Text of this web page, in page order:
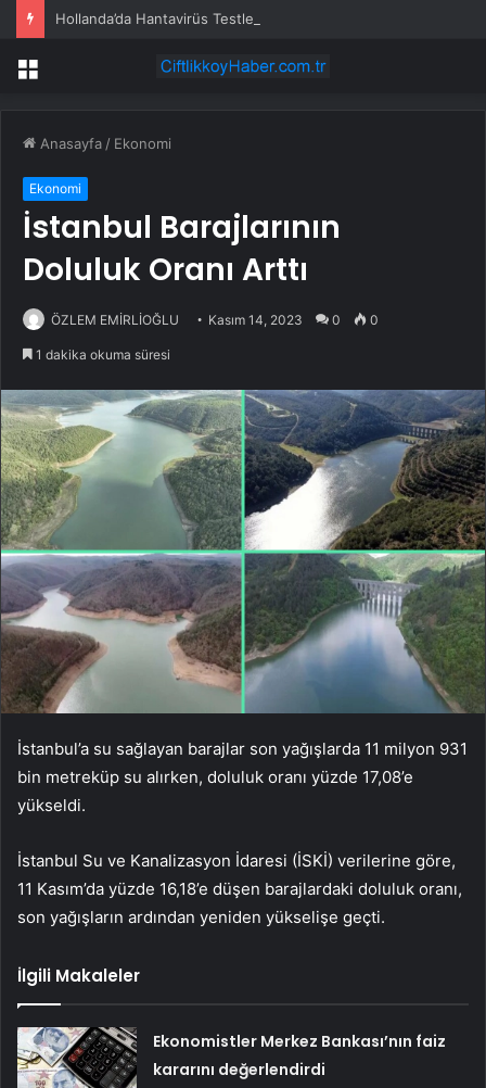
Hollanda’da Hantavirüs Testleri Negatif Çıktı
Menü
Anasayfa / Ekonomi
Ekonomi
İstanbul Barajlarının
Doluluk Oranı Arttı
ÖZLEM EMİRLİOĞLU Kasım 14, 2023 0 0
1 dakika okuma süresi
İstanbul’a su sağlayan barajlar son yağışlarda 11 milyon 931
bin metreküp su alırken, doluluk oranı yüzde 17,08’e
yükseldi.
İstanbul Su ve Kanalizasyon İdaresi (İSKİ) verilerine göre,
11 Kasım’da yüzde 16,18’e düşen barajlardaki doluluk oranı,
son yağışların ardından yeniden yükselişe geçti.
İlgili Makaleler
Ekonomistler Merkez Bankası’nın faiz
kararını değerlendirdi